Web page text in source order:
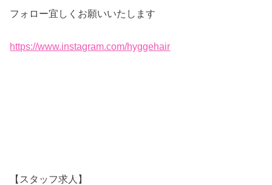
フォロー宜しくお願いいたします
https://www.instagram.com/hyggehair
【スタッフ求人】